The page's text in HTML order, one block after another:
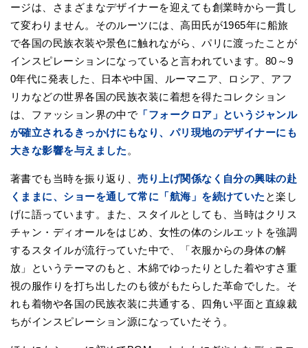
ージは、さまざまなデザイナーを迎えても創業時から一貫し
て変わりません。そのルーツには、高田氏が1965年に船旅
で各国の民族衣装や景色に触れながら、パリに渡ったことが
インスピレーションになっていると言われています。80～9
0年代に発表した、日本や中国、ルーマニア、ロシア、アフ
リカなどの世界各国の民族衣装に着想を得たコレクション
は、ファッション界の中で 「フォークロア」というジャンル
が確立されるきっかけにもなり、パリ現地のデザイナーにも
大きな影響を与えました 。
著書でも当時を振り返り、売り上げ関係なく自分の興味の赴
くままに、ショーを通して常に「航海」を続けていた と楽し
げに語っています。また、スタイルとしても、当時はクリス
チャン・ディオールをはじめ、女性の体のシルエットを強調
するスタイルが流行っていた中で、「衣服からの身体の解
放」というテーマのもと、木綿でゆったりとした着やすさ重
視の服作りを打ち出したのも彼がもたらした革命でした。そ
れも着物や各国の民族衣装に共通する、四角い平面と直線裁
ちがインスピレーション源になっていたそう。